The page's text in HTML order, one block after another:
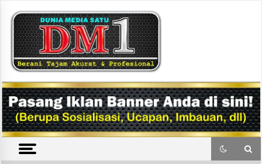
content
DM1